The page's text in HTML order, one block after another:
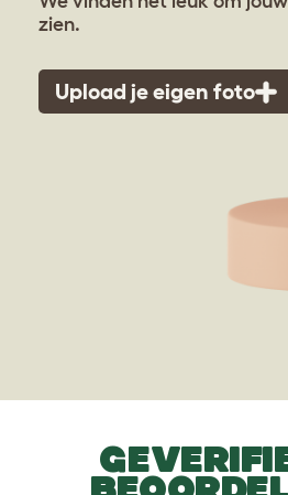
zien.
Upload je eigen foto